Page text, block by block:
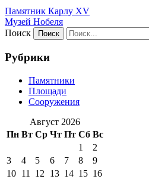
Памятник Карлу XV
Музей Нобеля
Поиск
Рубрики
Памятники
Площади
Сооружения
Август 2026
Пн Вт Ср Чт Пт Сб Вс
1
2
3
4 5 6 7 8
9
10 11 12 13 14 15 16